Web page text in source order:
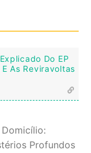
Do EP
As Reviravoltas
Profundos